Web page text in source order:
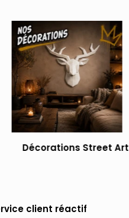
Décorations Street Art
client réactif